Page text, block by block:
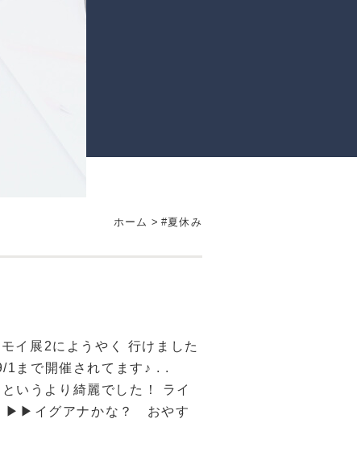
ホーム > #夏休み
イ展2にようやく 行けました
1まで開催されてます♪ . .
いうより綺麗でした！ ライ
▶▶イグアナかな？ おやす